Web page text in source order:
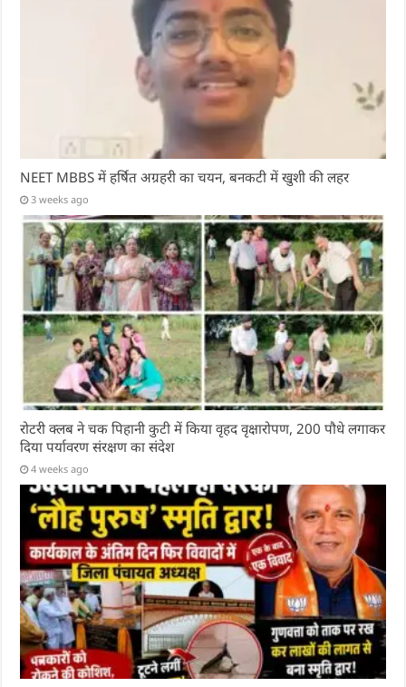
NEET MBBS में हर्षित अग्रहरी का चयन, बनकटी में खुशी की लहर
3 weeks ago
रोटरी क्लब ने चक पिहानी कुटी में किया वृहद वृक्षारोपण, 200 पौधे लगाकर
दिया पर्यावरण संरक्षण का संदेश
4 weeks ago